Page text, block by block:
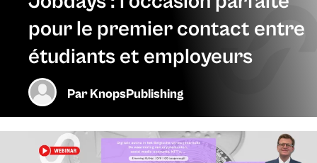
pour le premier contact entre
étudiants et employeurs
ParKnopsPublishing